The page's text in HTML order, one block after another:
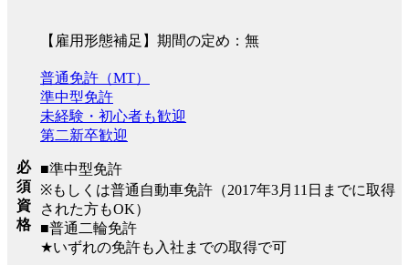
【雇用形態補足】期間の定め：無
必
須
資
格
普通免許（MT）
準中型免許
未経験・初心者も歓迎
第二新卒歓迎
■準中型免許
※もしくは普通自動車免許（2017年3月11日までに取得
された方もOK）
■普通二輪免許
★いずれの免許も入社までの取得で可